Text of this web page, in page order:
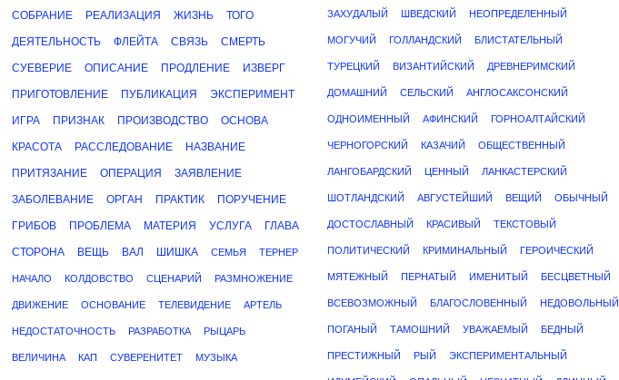
СОБРАНИЕ РЕАЛИЗАЦИЯ ЖИЗНЬ ТОГО
ДЕЯТЕЛЬНОСТЬ ФЛЕЙТА СВЯЗЬ СМЕРТЬ
СУЕВЕРИЕ ОПИСАНИЕ ПРОДЛЕНИЕ ИЗВЕРГ
ПРИГОТОВЛЕНИЕ ПУБЛИКАЦИЯ ЭКСПЕРИМЕНТ
ИГРА ПРИЗНАК ПРОИЗВОДСТВО ОСНОВА
КРАСОТА РАССЛЕДОВАНИЕ НАЗВАНИЕ
ПРИТЯЗАНИЕ ОПЕРАЦИЯ ЗАЯВЛЕНИЕ
ЗАБОЛЕВАНИЕ ОРГАН ПРАКТИК ПОРУЧЕНИЕ
ГРИБОВ ПРОБЛЕМА МАТЕРИЯ УСЛУГА ГЛАВА
СТОРОНА ВЕЩЬ ВАЛ ШИШКА СЕМЬЯ ТЕРНЕР
НАЧАЛО КОЛДОВСТВО СЦЕНАРИЙ РАЗМНОЖЕНИЕ
ДВИЖЕНИЕ ОСНОВАНИЕ ТЕЛЕВИДЕНИЕ АРТЕЛЬ
НЕДОСТАТОЧНОСТЬ РАЗРАБОТКА РЫЦАРЬ
ВЕЛИЧИНА КАП СУВЕРЕНИТЕТ МУЗЫКА
ЗАХУДАЛЫЙ ШВЕДСКИЙ НЕОПРЕДЕЛЕННЫЙ
МОГУЧИЙ ГОЛЛАНДСКИЙ БЛИСТАТЕЛЬНЫЙ
ТУРЕЦКИЙ ВИЗАНТИЙСКИЙ ДРЕВНЕРИМСКИЙ
ДОМАШНИЙ СЕЛЬСКИЙ АНГЛОСАКСОНСКИЙ
ОДНОИМЕННЫЙ АФИНСКИЙ ГОРНОАЛТАЙСКИЙ
ЧЕРНОГОРСКИЙ КАЗАЧИЙ ОБЩЕСТВЕННЫЙ
ЛАНГОБАРДСКИЙ ЦЕННЫЙ ЛАНКАСТЕРСКИЙ
ШОТЛАНДСКИЙ АВГУСТЕЙШИЙ ВЕЩИЙ ОБЫЧНЫЙ
ДОСТОСЛАВНЫЙ КРАСИВЫЙ ТЕКСТОВЫЙ
ПОЛИТИЧЕСКИЙ КРИМИНАЛЬНЫЙ ГЕРОИЧЕСКИЙ
МЯТЕЖНЫЙ ПЕРНАТЫЙ ИМЕНИТЫЙ БЕСЦВЕТНЫЙ
ВСЕВОЗМОЖНЫЙ БЛАГОСЛОВЕННЫЙ НЕДОВОЛЬНЫЙ
ПОГАНЫЙ ТАМОШНИЙ УВАЖАЕМЫЙ БЕДНЫЙ
ПРЕСТИЖНЫЙ РЫЙ ЭКСПЕРИМЕНТАЛЬНЫЙ